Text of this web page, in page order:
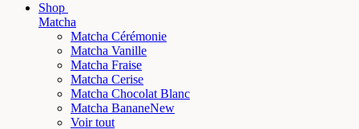
Shop
Matcha
Matcha Cérémonie
Matcha Vanille
Matcha Fraise
Matcha Cerise
Matcha Chocolat Blanc
Matcha BananeNew
Voir tout